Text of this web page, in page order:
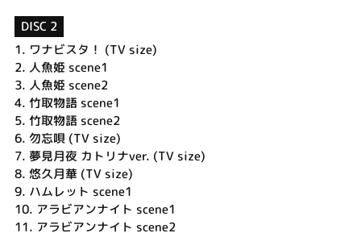
DISC 2
1. ワナビスタ！ (TV size)
2. 人魚姫 scene1
3. 人魚姫 scene2
4. 竹取物語 scene1
5. 竹取物語 scene2
6. 勿忘唄 (TV size)
7. 夢見月夜 カトリナver. (TV size)
8. 悠久月華 (TV size)
9. ハムレット scene1
10. アラビアンナイト scene1
11. アラビアンナイト scene2